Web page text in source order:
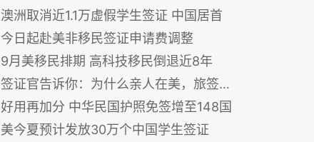
澳洲取消近1.1万虚假学生签证 中国居首
今日起赴美非移民签证申请费调整
9月美移民排期 高科技移民倒退近8年
签证官告诉你：为什么亲人在美，旅签易被拒？
好用再加分 中华民国护照免签增至148国
美今夏预计发放30万个中国学生签证